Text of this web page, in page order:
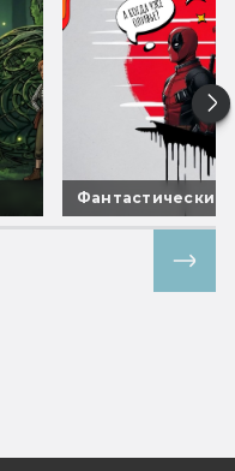
Фантастические